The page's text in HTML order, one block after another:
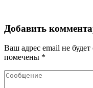
Добавить
Ваш адрес email не
помечены *